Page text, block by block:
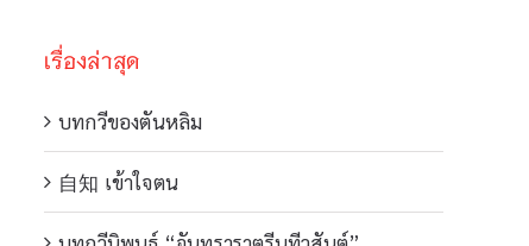
เรื่องล่าสุด
บทกวีของตันหลิม
自知 เข้าใจตน